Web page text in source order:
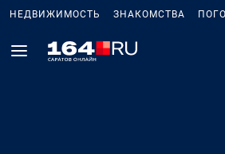
НЕДВИЖИМОСТЬ ЗНАКОМСТВА